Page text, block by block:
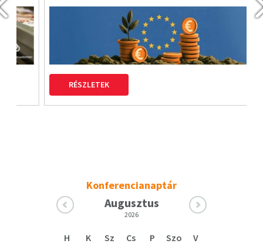
RÉSZLETEK
Konferencianaptár
Augusztus
2026
H K Sz Cs P Szo
V